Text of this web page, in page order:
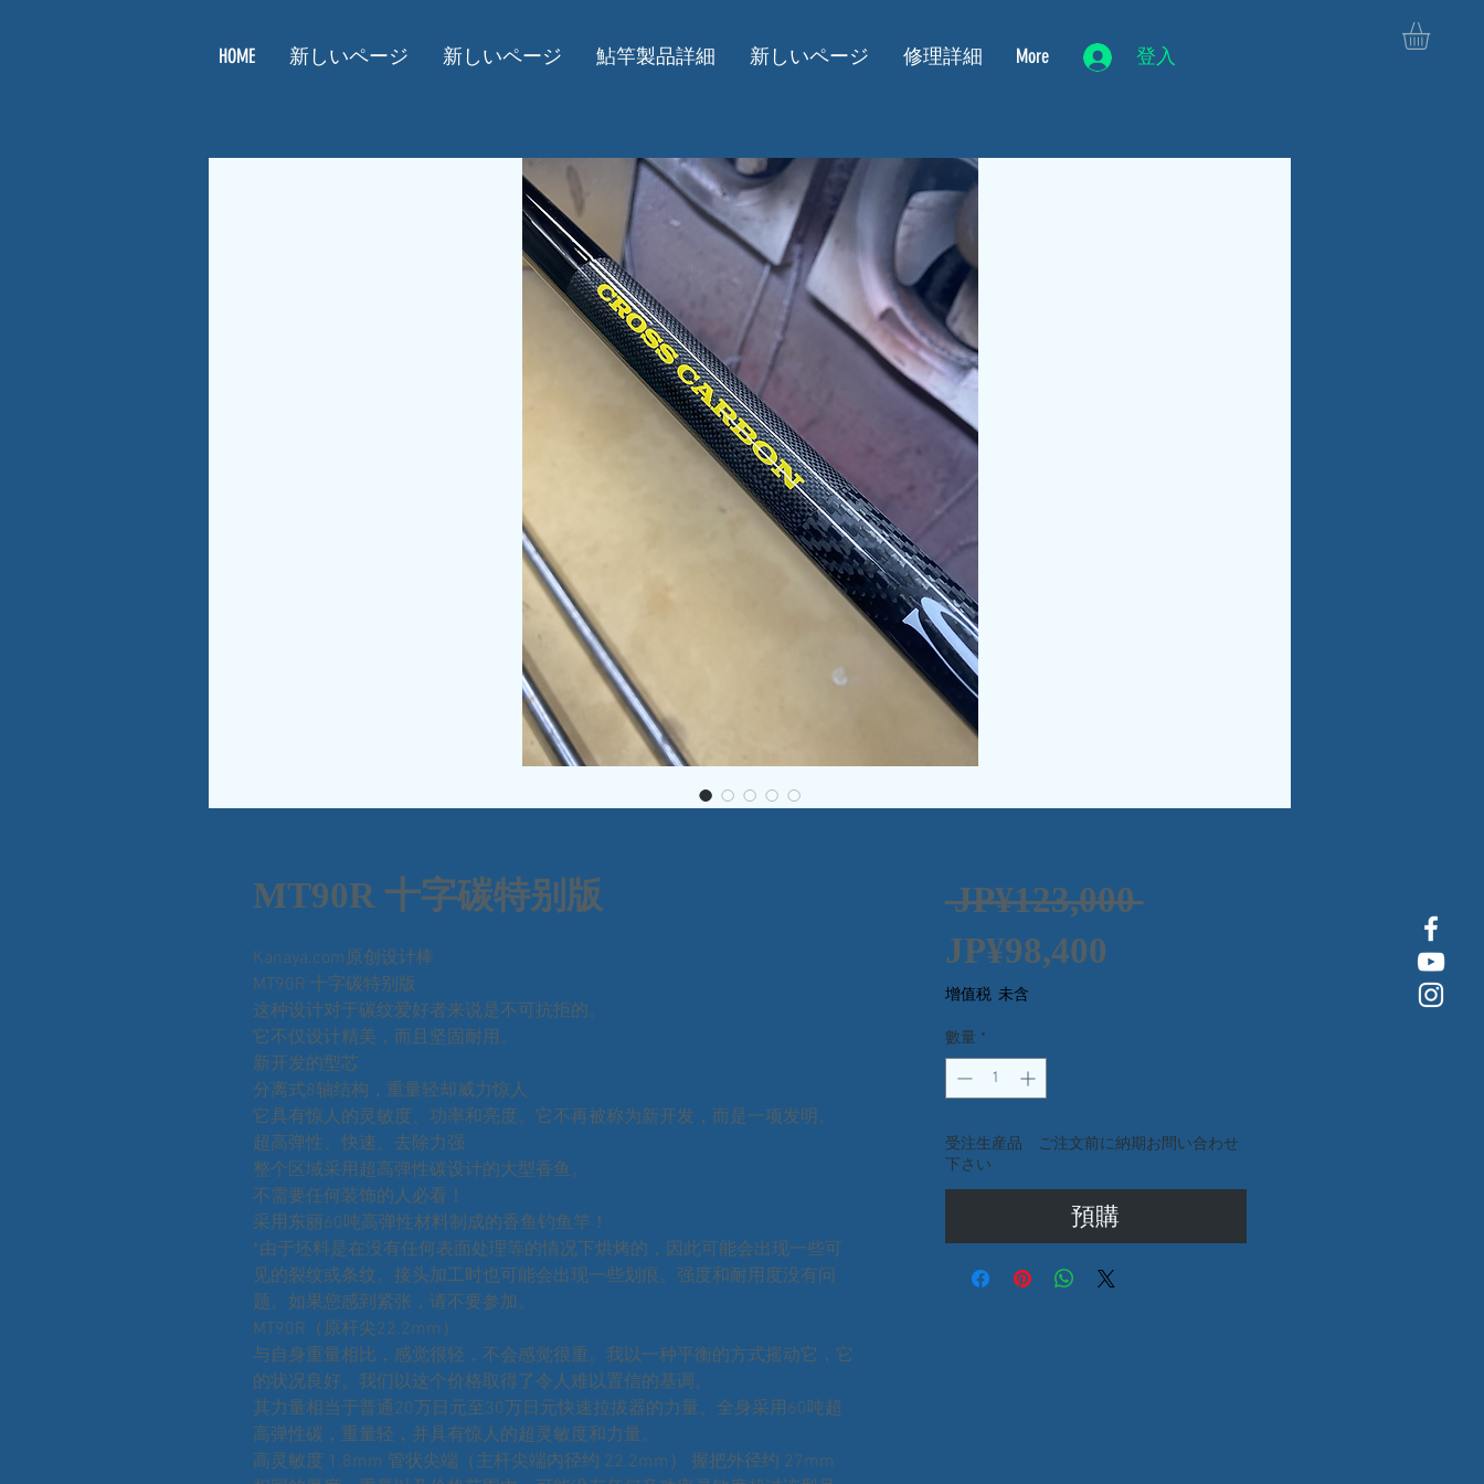
HOME 新しいページ 新しいページ 鮎竿製品詳細 新しいページ 修理詳細 More 登入
MT90R 十字碳特别版
Kanaya.com原创设计棒
MT90R 十字碳特别版
这种设计对于碳纹爱好者来说是不可抗拒的。
它不仅设计精美，而且坚固耐用。
新开发的型芯
分离式8轴结构，重量轻却威力惊人
它具有惊人的灵敏度、功率和亮度。它不再被称为新开发，而是一项发明。
超高弹性、快速、去除力强
整个区域采用超高弹性碳设计的大型香鱼。
不需要任何装饰的人必看！
采用东丽60吨高弹性材料制成的香鱼钓鱼竿！
*由于坯料是在没有任何表面处理等的情况下烘烤的，因此可能会出现一些可
见的裂纹或条纹。接头加工时也可能会出现一些划痕。强度和耐用度没有问
题。如果您感到紧张，请不要参加。
MT90R（原杆尖22.2mm）
与自身重量相比，感觉很轻，不会感觉很重。我以一种平衡的方式摇动它，它
的状况良好。我们以这个价格取得了令人难以置信的基调。
其力量相当于普通20万日元至30万日元快速拉拔器的力量。全身采用60吨超
高弹性碳，重量轻，并具有惊人的超灵敏度和力量。
高灵敏度 1.8mm 管状尖端（主杆尖端内径约 22.2mm） 握把外径约 27mm
JP¥123,000 一
JP¥98,400
增值税 未含
數量 *
受注生産品 ご注文前に納期お問い合わせ
下さい
預購